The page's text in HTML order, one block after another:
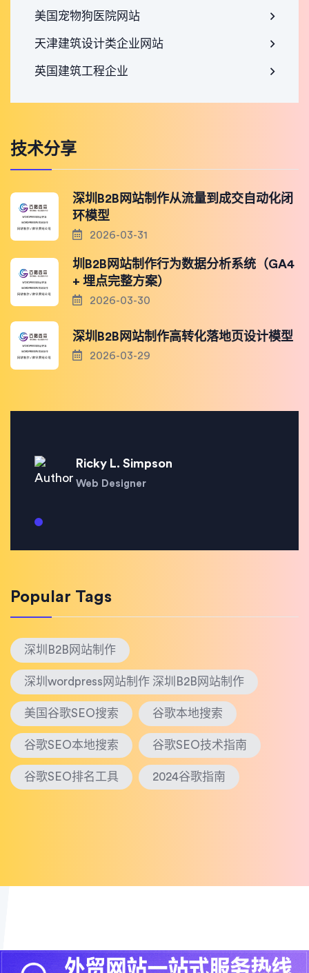
美国宠物狗医院网站
天津建筑设计类企业网站
英国建筑工程企业
技术分享
深圳B2B网站制作从流量到成交自动化闭
环模型
2026-03-31
圳B2B网站制作行为数据分析系统（GA4
+ 埋点完整方案）
2026-03-30
深圳B2B网站制作高转化落地页设计模型
2026-03-29
Ricky L. Simpson
Web Designer
Popular Tags
深圳B2B网站制作
深圳wordpress网站制作 深圳B2B网站制作
美国谷歌SEO搜索 谷歌本地搜索
谷歌SEO本地搜索 谷歌SEO技术指南
谷歌SEO排名工具 2024谷歌指南